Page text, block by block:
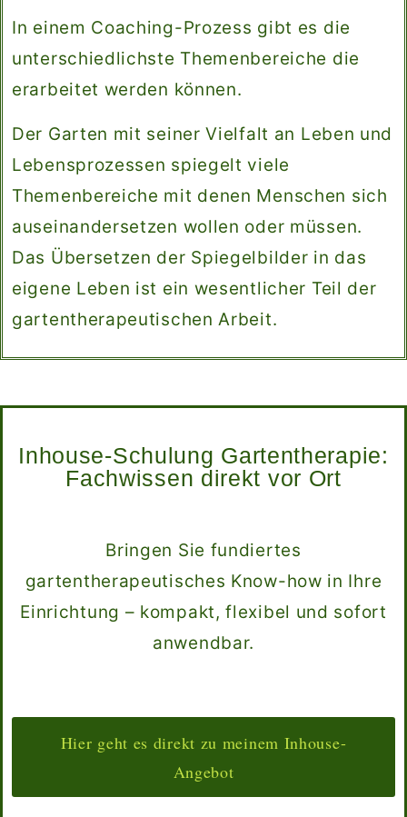
In einem Coaching-Prozess gibt es die
unterschiedlichste Themenbereiche die
erarbeitet werden können.
Der Garten mit seiner Vielfalt an Leben und
Lebensprozessen spiegelt viele
Themenbereiche mit denen Menschen sich
auseinandersetzen wollen oder müssen.
Das Übersetzen der Spiegelbilder in das
eigene Leben ist ein wesentlicher Teil der
gartentherapeutischen Arbeit.
Inhouse-Schulung Gartentherapie:
Fachwissen direkt vor Ort
Bringen Sie fundiertes
gartentherapeutisches Know-how in Ihre
Einrichtung – kompakt, flexibel und sofort
anwendbar.
Hier geht es direkt zu meinem Inhouse-
Angebot